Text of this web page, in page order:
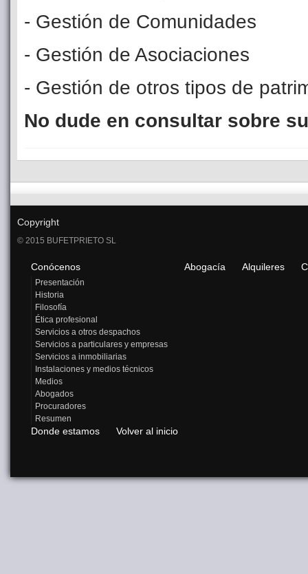
- Gestión de Comunidades
- Gestión de Asociaciones
- Gestión de otros tipos de
No dude en consultar sobre
Copyright
© 2015 BUFETPRIETO SL
Conócenos
Presentación
Historia
Filosofía
Ética profesional
Servicios a otros despachos
Servicios a particulares y empresas
Servicios a inmobiliarias
Instalaciones y medios técnicos
Medios
Abogados
Procuradores
Resumen
Abogacía Alquileres
Donde estamos Volver al inicio